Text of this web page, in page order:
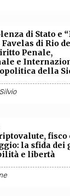
di Stato e
di Rio
Penale,
e
della
fisco
la sfida dei
e libertà